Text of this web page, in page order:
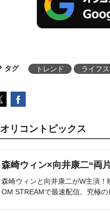
タグ トレンド ライフ
オリコントピックス
森崎ウィン×向井康二“両
森崎ウィンと向井康二がW主演
OM STREAMで最速配信。究極の